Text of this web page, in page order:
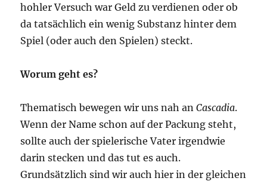
hohler Versuch war Geld zu verdienen oder ob
da tatsächlich ein wenig Substanz hinter dem
Spiel (oder auch den Spielen) steckt.
Worum geht es?
Thematisch bewegen wir uns nah an Cascadia.
Wenn der Name schon auf der Packung steht,
sollte auch der spielerische Vater irgendwie
darin stecken und das tut es auch.
Grundsätzlich sind wir auch hier in der gleichen